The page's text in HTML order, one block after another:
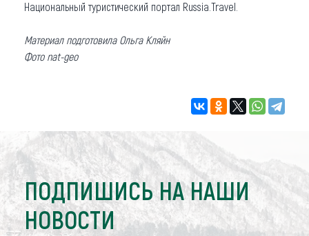
Национальный туристический портал Russia.Travel.
Материал подготовила Ольга Кляйн
Фото nat-geo
ПОДПИШИСЬ НА НАШИ
НОВОСТИ